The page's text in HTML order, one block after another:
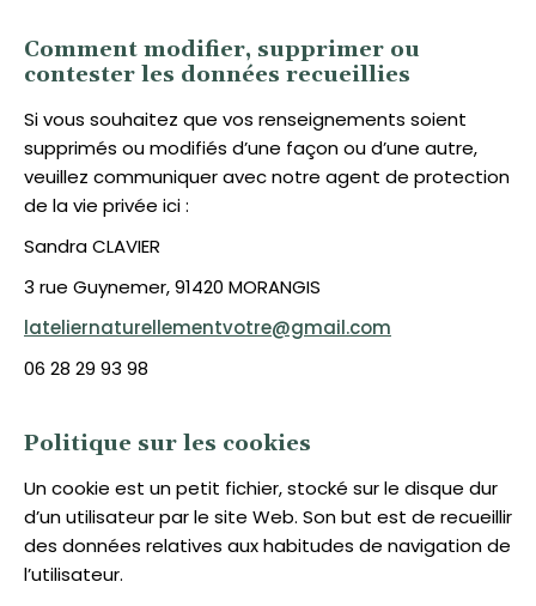
Comment modifier, supprimer ou
contester les données recueillies
Si vous souhaitez que vos renseignements soient
supprimés ou modifiés d’une façon ou d’une autre,
veuillez communiquer avec notre agent de protection
de la vie privée ici :
Sandra CLAVIER
3 rue Guynemer, 91420 MORANGIS
lateliernaturellementvotre@gmail.com
06 28 29 93 98
Politique sur les cookies
Un cookie est un petit fichier, stocké sur le disque dur
d’un utilisateur par le site Web. Son but est de recueillir
des données relatives aux habitudes de navigation de
l’utilisateur.